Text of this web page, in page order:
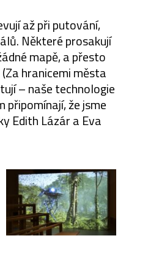
až při putování,
Některé prosakují
mapě, a přesto
hranicemi města
–⁠⁠⁠⁠⁠⁠ naše technologie
připomínají, že jsme
Edith Lázár a Eva